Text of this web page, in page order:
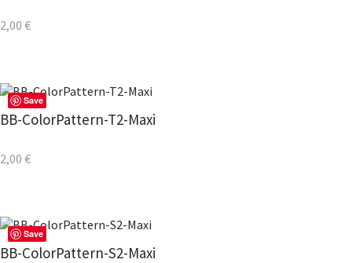
2,00 €
Save
BB-ColorPattern-T2-Maxi
2,00 €
Save
BB-ColorPattern-S2-Maxi